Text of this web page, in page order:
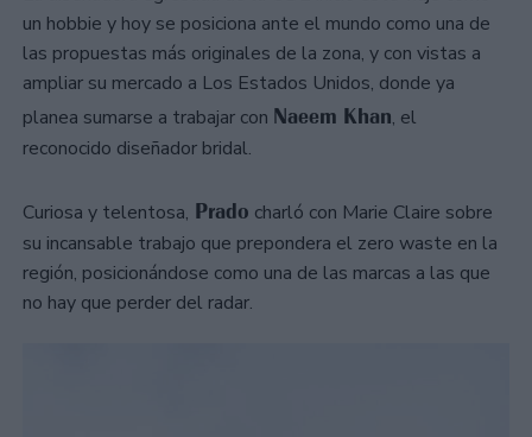
un hobbie y hoy se posiciona ante el mundo como una de
las propuestas más originales de la zona, y con vistas a
ampliar su mercado a Los Estados Unidos, donde ya
planea sumarse a trabajar con Naeem Khan, el
reconocido diseñador bridal.
Curiosa y telentosa, Prado charló con Marie Claire sobre
su incansable trabajo que prepondera el zero waste en la
región, posicionándose como una de las marcas a las que
no hay que perder del radar.